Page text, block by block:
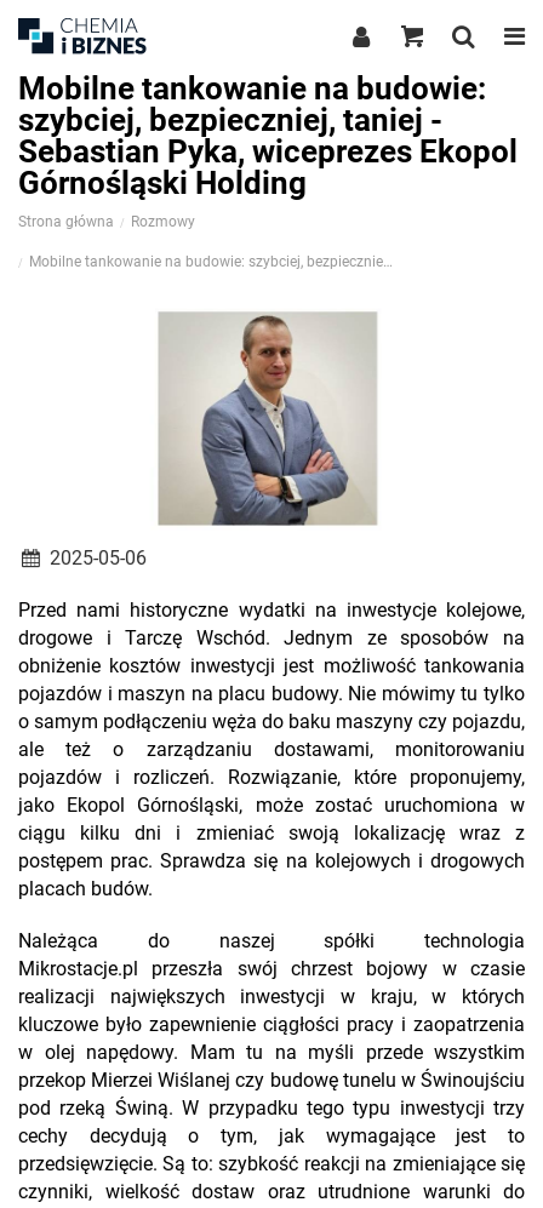
Mobilne tankowanie na budowie:
szybciej, bezpieczniej, taniej -
Sebastian Pyka, wiceprezes Ekopol
Górnośląski Holding
Strona główna Rozmowy
Mobilne tankowanie na budowie: szybciej, bezpieczniej, taniej
2025-05-06
Przed nami historyczne wydatki na inwestycje kolejowe,
drogowe i Tarczę Wschód. Jednym ze sposobów na
obniżenie kosztów inwestycji jest możliwość tankowania
pojazdów i maszyn na placu budowy. Nie mówimy tu tylko
o samym podłączeniu węża do baku maszyny czy pojazdu,
ale też o zarządzaniu dostawami, monitorowaniu
pojazdów i rozliczeń. Rozwiązanie, które proponujemy,
jako Ekopol Górnośląski, może zostać uruchomiona w
ciągu kilku dni i zmieniać swoją lokalizację wraz z
postępem prac. Sprawdza się na kolejowych i drogowych
placach budów.
Należąca do naszej spółki technologia
Mikrostacje.pl przeszła swój chrzest bojowy w czasie
realizacji największych inwestycji w kraju, w których
kluczowe było zapewnienie ciągłości pracy i zaopatrzenia
w olej napędowy. Mam tu na myśli przede wszystkim
przekop Mierzei Wiślanej czy budowę tunelu w Świnoujściu
pod rzeką Świną. W przypadku tego typu inwestycji trzy
cechy decydują o tym, jak wymagające jest to
przedsięwzięcie. Są to: szybkość reakcji na zmieniające się
czynniki, wielkość dostaw oraz utrudnione warunki do